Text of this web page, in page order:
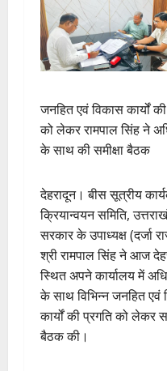
जनहित एवं विकास कार्यों
को लेकर रामपाल सिंह ने
के साथ की समीक्षा बैठक
देहरादून। बीस सूत्रीय
क्रियान्वयन समिति,
सरकार के उपाध्यक्ष (दर्जा
श्री रामपाल सिंह ने आज
स्थित अपने कार्यालय में
के साथ विभिन्न जनहित एवं
कार्यों की प्रगति को लेकर
बैठक की।